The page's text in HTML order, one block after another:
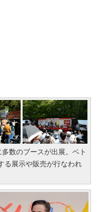
数のブースが出展。ベト
る展示や販売が行なわれ